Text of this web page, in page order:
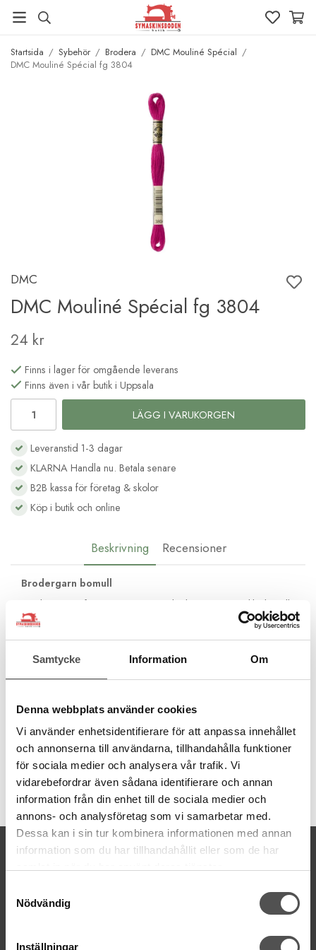
Samtycke Information Om
Denna webbplats använder cookies
Vi använder enhetsidentifierare för att anpassa innehållet
och annonserna till användarna, tillhandahålla funktioner
för sociala medier och analysera vår trafik. Vi
vidarebefordrar även sådana identifierare och annan
information från din enhet till de sociala medier och
annons- och analysföretag som vi samarbetar med.
Dessa kan i sin tur kombinera informationen med annan
information som du har tillhandahållit eller som de har
Nödvändig
Inställningar
Startsida / Sybehör / Brodera / DMC Mouliné Spécial /
DMC Mouliné Spécial fg 3804
DMC
DMC Mouliné Spécial fg 3804
24 kr
Finns i lager för omgående leverans
Finns även i vår butik i Uppsala
LÄGG I VARUKORGEN
Leveranstid 1-3 dagar
KLARNA Handla nu. Betala senare
B2B kassa för företag & skolor
Köp i butik och online
Beskrivning Recensioner
Brodergarn bomull
Moulinégarnet från DMC är av hög kvalité och passar lika bra till
frihandsbroderi som till korsstygnsbroderi. Det består av 6
trådar av bomull med vacker glans och kan delas upp efter
färgbeständigt.
100% bomull
färgbeständigt
Artikelnummer:
DMC117MC-3804
KONTAKTA OSS
kontakt@symaskinsboden.se
Tel. 018-150525